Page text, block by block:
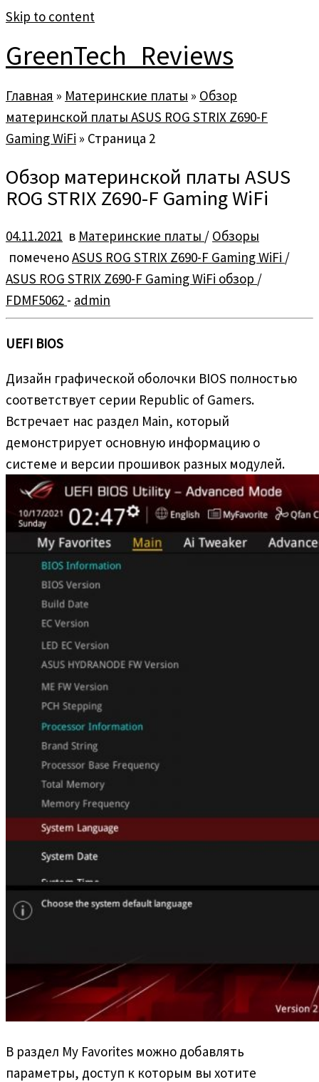
Skip to content
GreenTech_Reviews
Главная » Материнские платы » Обзор
материнской платы ASUS ROG STRIX Z690-F
Gaming WiFi » Страница 2
Обзор материнской платы ASUS
ROG STRIX Z690-F Gaming WiFi
04.11.2021 в Материнские платы / Обзоры
помеченоASUS ROG STRIX Z690-F Gaming WiFi /
ASUS ROG STRIX Z690-F Gaming WiFi обзор /
FDMF5062 - admin
UEFI BIOS
Дизайн графической оболочки BIOS полностью
соответствует серии Republic of Gamers.
Встречает нас раздел Main, который
демонстрирует основную информацию о
системе и версии прошивок разных модулей.
В раздел My Favorites можно добавлять
параметры, доступ к которым вы хотите